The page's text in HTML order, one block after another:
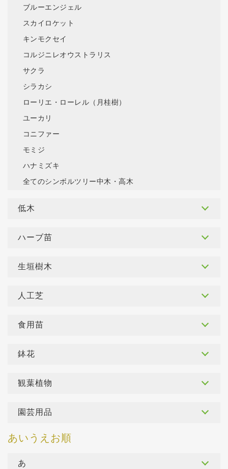
ブルーエンジェル
スカイロケット
キンモクセイ
コルジニレオウストラリス
サクラ
シラカシ
ローリエ・ローレル（月桂樹）
ユーカリ
コニファー
モミジ
ハナミズキ
全てのシンボルツリー中木・高木
低木
ハーブ苗
生垣樹木
人工芝
食用苗
鉢花
観葉植物
園芸用品
あ